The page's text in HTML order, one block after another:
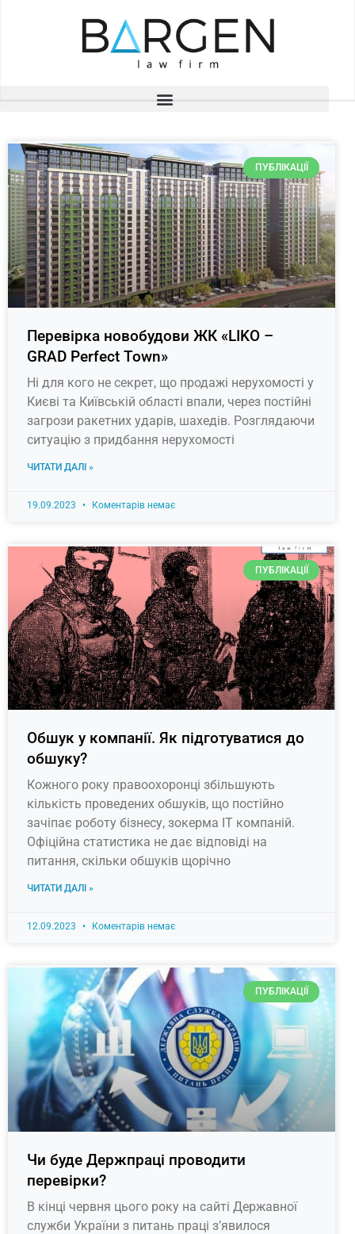
ПУБЛІКАЦІЇ
Перевірка новобудови ЖК «LIKO –
GRAD Perfect Town»
Ні для кого не секрет, що продажі нерухомості у
Києві та Київській області впали, через постійні
загрози ракетних ударів, шахедів. Розглядаючи
ситуацію з придбання нерухомості
ЧИТАТИ ДАЛІ »
19.09.2023 Коментарів немає
ПУБЛІКАЦІЇ
Обшук у компанії. Як підготуватися до
обшуку?
Кожного року правоохоронці збільшують
кількість проведених обшуків, що постійно
зачіпає роботу бізнесу, зокерма ІТ компаній.
Офіційна статистика не дає відповіді на
питання, скільки обшуків щорічно
ЧИТАТИ ДАЛІ »
12.09.2023 Коментарів немає
ПУБЛІКАЦІЇ
Чи буде Держпраці проводити
перевірки?
В кінці червня цього року на сайті Державної
служби України з питань праці з’явилося